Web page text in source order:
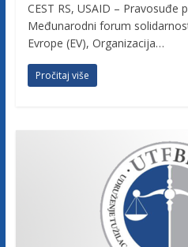
a
CEST RS, USAID – Pravosuđe
Međunarodni forum
Evrope (EV), Organizacija…
Pročitaj više